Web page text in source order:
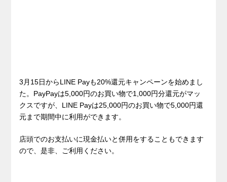
3月15日からLINE Payも20%還元キャンペーンを始めまし
た。PayPayは5,000円のお買い物で1,000円分還元がマッ
クスですが、LINE Payは25,000円のお買い物で5,000円還
元まで期間中に利用ができます。
店頭でのお支払いに現金払いと併用をすることもできます
ので、是非、ご利用ください。